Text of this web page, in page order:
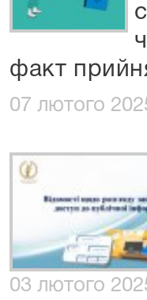
факт
07 лютого
03 лютого